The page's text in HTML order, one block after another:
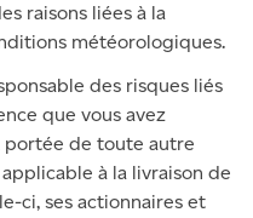
raisons liées à la
météorologiques.
des risques liés
que vous avez
portée de toute autre
à la livraison de
ci, ses actionnaires et